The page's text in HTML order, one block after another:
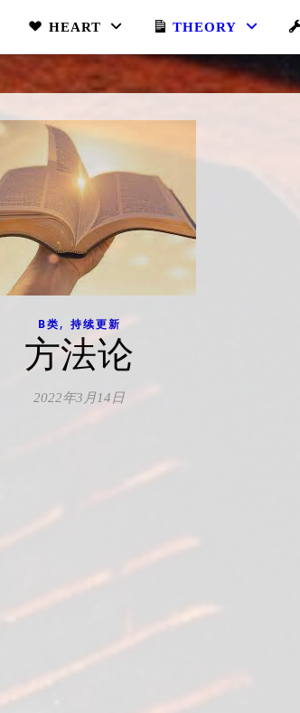
HEART THEORY
B类, 持续更新
方法论
2022年3月14日